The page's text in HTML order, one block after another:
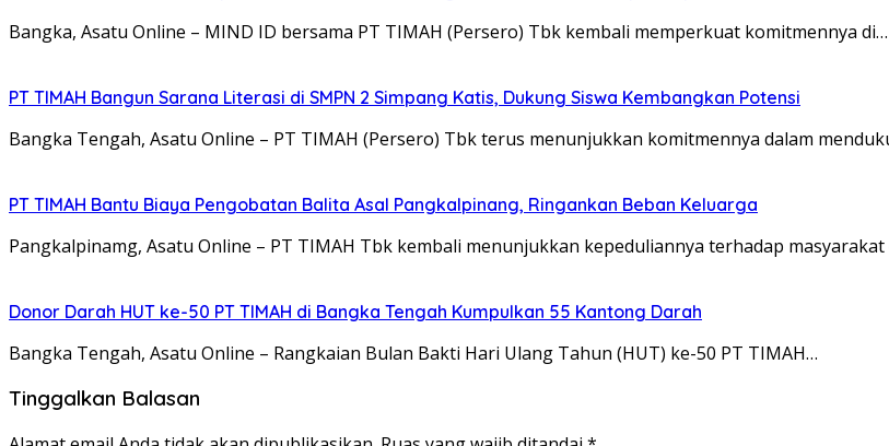
Bangka, Asatu Online – MIND ID bersama PT TIMAH (Persero) Tbk kembali memperkuat komitmennya di…
PT TIMAH Bangun Sarana Literasi di SMPN 2 Simpang Katis, Dukung Siswa Kembangkan Potensi
Bangka Tengah, Asatu Online – PT TIMAH (Persero) Tbk terus menunjukkan komitmennya dalam
PT TIMAH Bantu Biaya Pengobatan Balita Asal Pangkalpinang, Ringankan Beban Keluarga
Pangkalpinamg, Asatu Online – PT TIMAH Tbk kembali menunjukkan kepeduliannya terhadap
Donor Darah HUT ke-50 PT TIMAH di Bangka Tengah Kumpulkan 55 Kantong Darah
Bangka Tengah, Asatu Online – Rangkaian Bulan Bakti Hari Ulang Tahun (HUT) ke-50 PT TIMAH…
Tinggalkan Balasan